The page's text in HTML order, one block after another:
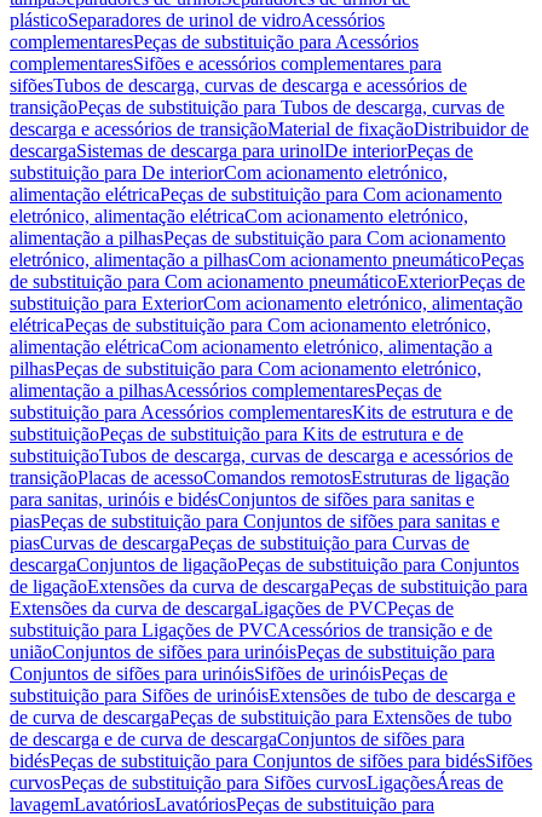
plásticoSeparadores de urinol de vidroAcessórios
complementaresPeças de substituição para Acessórios
complementaresSifões e acessórios complementares para
sifõesTubos de descarga, curvas de descarga e acessórios de
transiçãoPeças de substituição para Tubos de descarga, curvas de
descarga e acessórios de transiçãoMaterial de fixaçãoDistribuidor de
descargaSistemas de descarga para urinolDe interiorPeças de
substituição para De interiorCom acionamento eletrónico,
alimentação elétricaPeças de substituição para Com acionamento
eletrónico, alimentação elétricaCom acionamento eletrónico,
alimentação a pilhasPeças de substituição para Com acionamento
eletrónico, alimentação a pilhasCom acionamento pneumáticoPeças
de substituição para Com acionamento pneumáticoExteriorPeças de
substituição para ExteriorCom acionamento eletrónico, alimentação
elétricaPeças de substituição para Com acionamento eletrónico,
alimentação elétricaCom acionamento eletrónico, alimentação a
pilhasPeças de substituição para Com acionamento eletrónico,
alimentação a pilhasAcessórios complementaresPeças de
substituição para Acessórios complementaresKits de estrutura e de
substituiçãoPeças de substituição para Kits de estrutura e de
substituiçãoTubos de descarga, curvas de descarga e acessórios de
transiçãoPlacas de acessoComandos remotosEstruturas de ligação
para sanitas, urinóis e bidésConjuntos de sifões para sanitas e
piasPeças de substituição para Conjuntos de sifões para sanitas e
piasCurvas de descargaPeças de substituição para Curvas de
descargaConjuntos de ligaçãoPeças de substituição para Conjuntos
de ligaçãoExtensões da curva de descargaPeças de substituição para
Extensões da curva de descargaLigações de PVCPeças de
substituição para Ligações de PVCAcessórios de transição e de
uniãoConjuntos de sifões para urinóisPeças de substituição para
Conjuntos de sifões para urinóisSifões de urinóisPeças de
substituição para Sifões de urinóisExtensões de tubo de descarga e
de curva de descargaPeças de substituição para Extensões de tubo
de descarga e de curva de descargaConjuntos de sifões para
bidésPeças de substituição para Conjuntos de sifões para bidésSifões
curvosPeças de substituição para Sifões curvosLigaçõesÁreas de
lavagemLavatóriosLavatóriosPeças de substituição para